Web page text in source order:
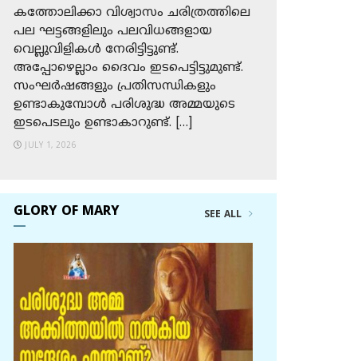
കത്തോലിക്കാ വിശ്വാസം ചരിത്രത്തിലെ
പല ഘട്ടങ്ങളിലും പലവിധങ്ങളായ
വെല്ലുവിളികള്‍ നേരിട്ടിട്ടുണ്ട്.
അപ്പോഴെല്ലാം ദൈവം ഇടപെട്ടിട്ടുമുണ്ട്.
സംഘര്‍ഷങ്ങളും പ്രതിസന്ധികളും
ഉണ്ടാകുമ്പോള്‍ പരിശുദ്ധ അമ്മയുടെ
ഇടപെടലും ഉണ്ടാകാറുണ്ട്. […]
JULY 1, 2026
GLORY OF MARY SEE ALL